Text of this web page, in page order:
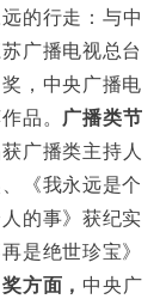
的行走：与中
广播电视总台
，中央广播电
品。 广播类节
广播类主持人
《我永远是个
的事》获纪实
是绝世珍宝》
方面， 中央广